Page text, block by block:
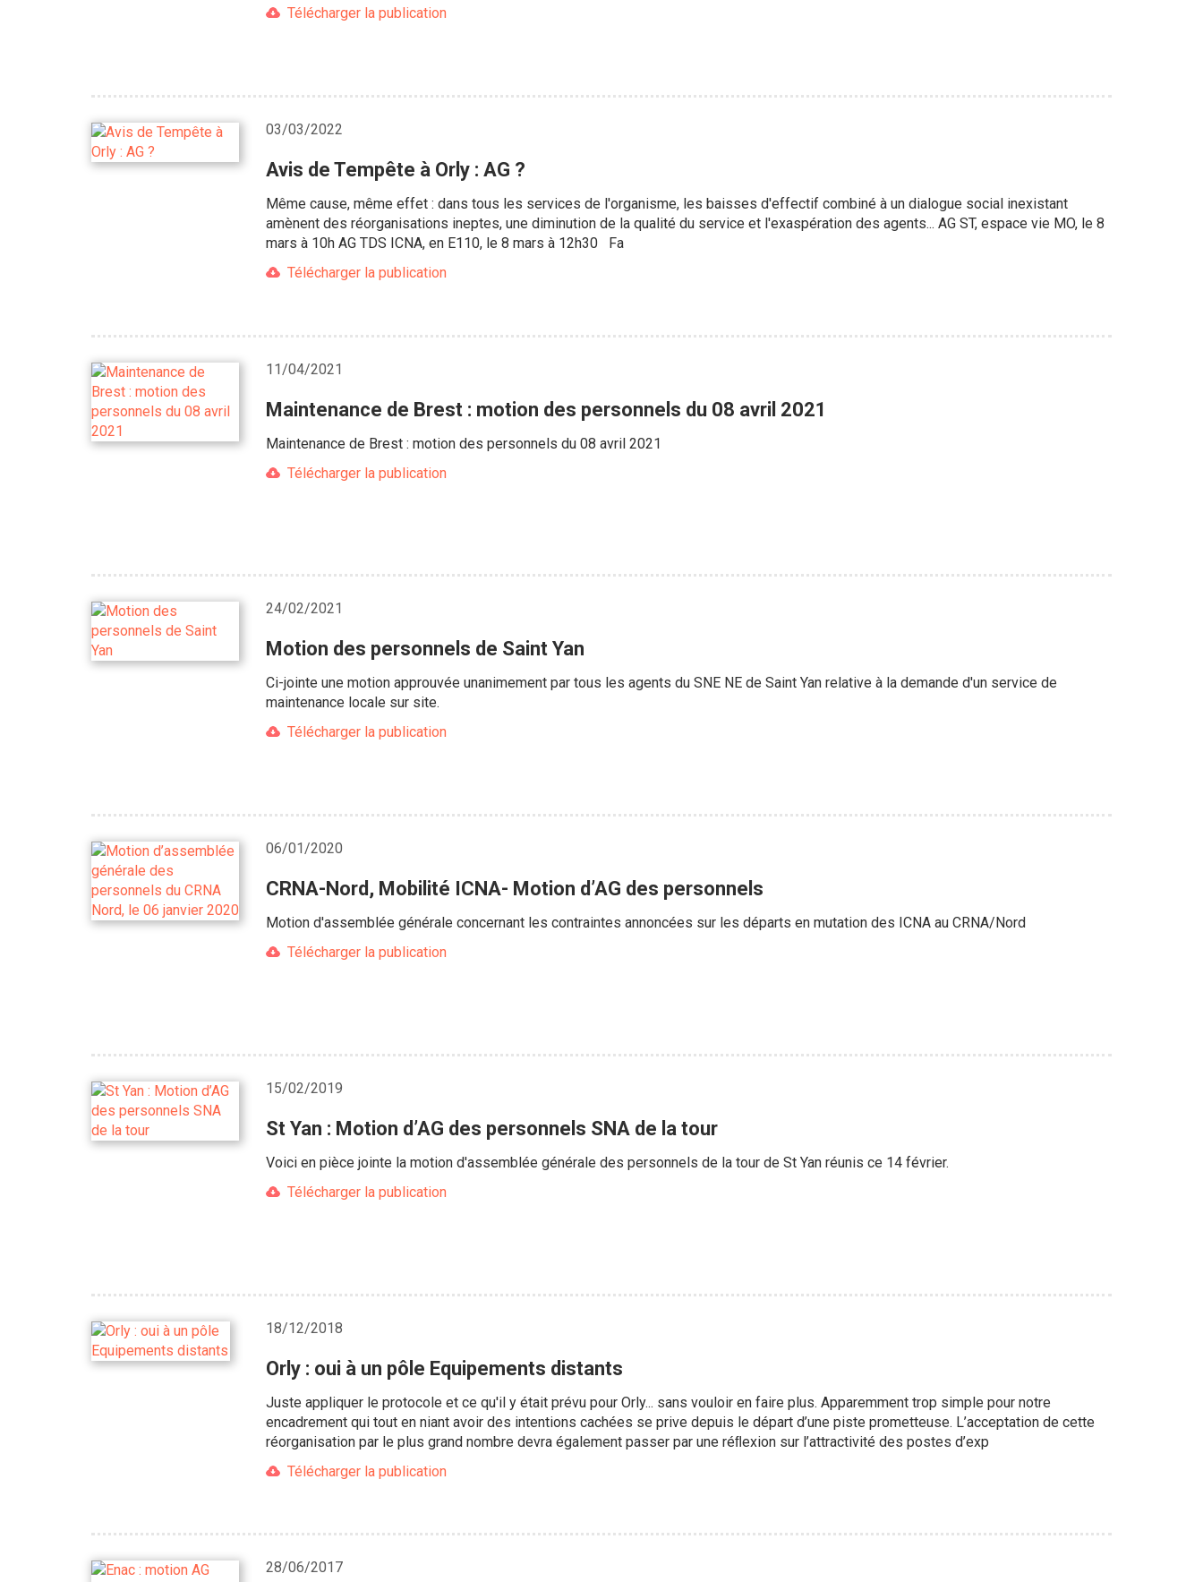
Télécharger la publication
03/03/2022
Avis de Tempête à Orly : AG ?
Même cause, même effet : dans tous les services de l'organisme, les baisses d'effectif combiné à un dialogue social inexistant
amènent des réorganisations ineptes, une diminution de la qualité du service et l'exaspération des agents... AG ST, espace vie MO, le 8
mars à 10h AG TDS ICNA, en E110, le 8 mars à 12h30 Fa
Télécharger la publication
11/04/2021
Maintenance de Brest : motion des personnels du 08 avril 2021
Maintenance de Brest : motion des personnels du 08 avril 2021
Télécharger la publication
24/02/2021
Motion des personnels de Saint Yan
Ci-jointe une motion approuvée unanimement par tous les agents du SNE NE de Saint Yan relative à la demande d'un service de
maintenance locale sur site.
Télécharger la publication
06/01/2020
CRNA-Nord, Mobilité ICNA- Motion d’AG des personnels
Motion d'assemblée générale concernant les contraintes annoncées sur les départs en mutation des ICNA au CRNA/Nord
Télécharger la publication
15/02/2019
St Yan : Motion d’AG des personnels SNA de la tour
Voici en pièce jointe la motion d'assemblée générale des personnels de la tour de St Yan réunis ce 14 février.
Télécharger la publication
18/12/2018
Orly : oui à un pôle Equipements distants
Juste appliquer le protocole et ce qu'il y était prévu pour Orly... sans vouloir en faire plus. Apparemment trop simple pour notre
encadrement qui tout en niant avoir des intentions cachées se prive depuis le départ d’une piste prometteuse. L’acceptation de cette
réorganisation par le plus grand nombre devra également passer par une réﬂexion sur l’attractivité des postes d’exp
Télécharger la publication
28/06/2017